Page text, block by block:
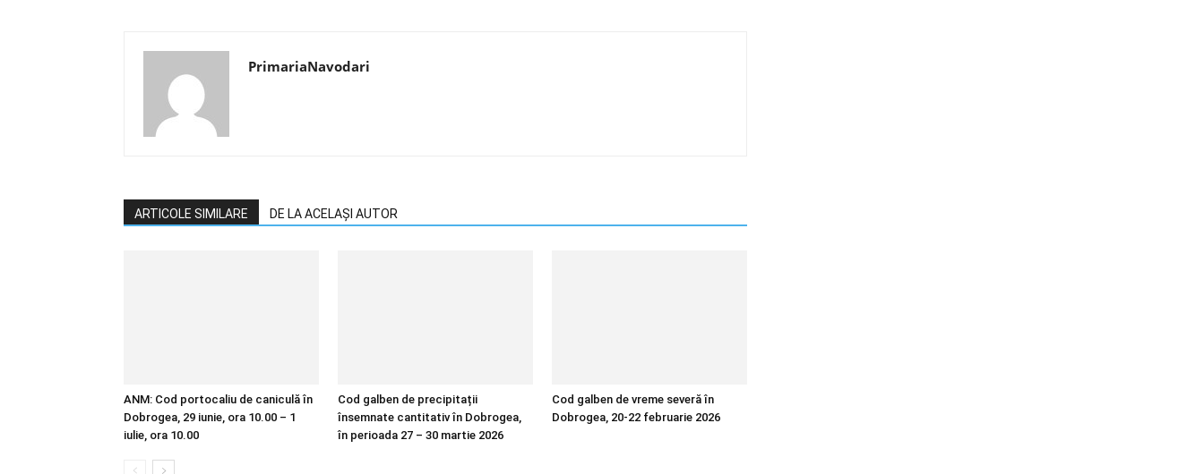
PrimariaNavodari
ARTICOLE SIMILARE DE LA ACELAȘI AUTOR
ANM: Cod portocaliu de caniculă în
Dobrogea, 29 iunie, ora 10.00 – 1
iulie, ora 10.00
Cod galben de precipitații
însemnate cantitativ în Dobrogea,
în perioada 27 – 30 martie 2026
Cod galben de vreme severă în
Dobrogea, 20-22 februarie 2026